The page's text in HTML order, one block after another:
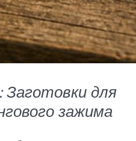
для
зажима